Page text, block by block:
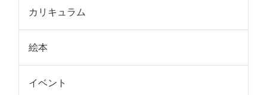
カリキュラム
絵本
イベント